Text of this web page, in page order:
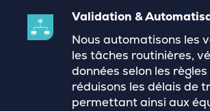
Validation &
Nous automatisons les
les tâches routinières,
données selon les
réduisons les délais de
permettant ainsi aux